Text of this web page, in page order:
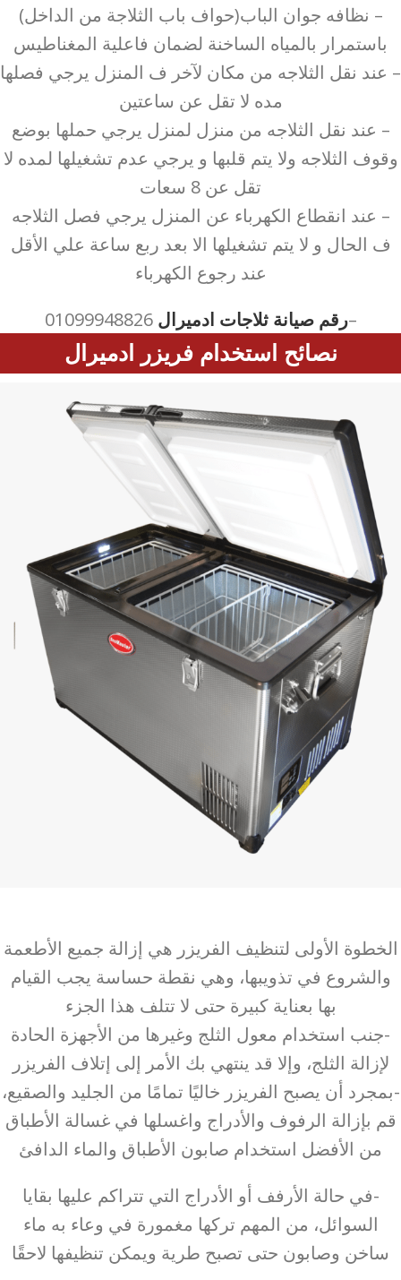
– نظافه جوان الباب(حواف باب الثلاجة من الداخل)
باستمرار بالمياه الساخنة لضمان فاعلية المغناطيس
– عند نقل الثلاجه من مكان لآخر ف المنزل يرجي فصلها
مده لا تقل عن ساعتين
– عند نقل الثلاجه من منزل لمنزل يرجي حملها بوضع
وقوف الثلاجه ولا يتم قلبها و يرجي عدم تشغيلها لمده لا
تقل عن 8 سعات
– عند انقطاع الكهرباء عن المنزل يرجي فصل الثلاجه
ف الحال و لا يتم تشغيلها الا بعد ربع ساعة علي الأقل
عند رجوع الكهرباء
–رقم صيانة ثلاجات ادميرال 01099948826
نصائح استخدام فريزر ادميرال
الخطوة الأولى لتنظيف الفريزر هي إزالة جميع الأطعمة
والشروع في تذويبها، وهي نقطة حساسة يجب القيام
بها بعناية كبيرة حتى لا تتلف هذا الجزء
-جنب استخدام معول الثلج وغيرها من الأجهزة الحادة
لإزالة الثلج، وإلا قد ينتهي بك الأمر إلى إتلاف الفريزر
-بمجرد أن يصبح الفريزر خاليًا تمامًا من الجليد والصقيع،
قم بإزالة الرفوف والأدراج واغسلها في غسالة الأطباق
من الأفضل استخدام صابون الأطباق والماء الدافئ
-في حالة الأرفف أو الأدراج التي تتراكم عليها بقايا
السوائل، من المهم تركها مغمورة في وعاء به ماء
ساخن وصابون حتى تصبح طرية ويمكن تنظيفها لاحقًا